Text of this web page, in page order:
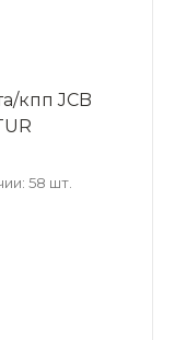
кпп JCB
58 шт.